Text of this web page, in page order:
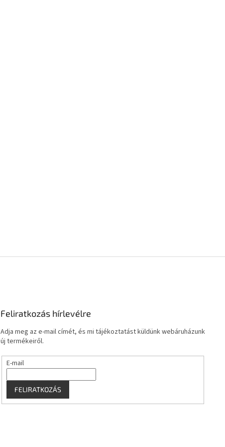
Feliratkozás hírlevélre
Adja meg az e-mail címét, és mi tájékoztatást küldünk webáruházunk
új termékeiről.
E-mail
FELIRATKOZÁS